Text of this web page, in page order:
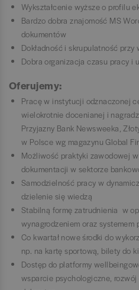
Wykształcenie wyższe o profilu
Bardzo dobra znajomość MS
dokumentów
Dokładność i skrupulatność przy
Dobra organizacja czasu pracy i
Oferujemy:
Pracę w instytucji odznaczonej
wielokrotnie docenianej i
Przyjazny Bank Newsweeka,
w Polsce wg magazynu Global
Możliwość praktyki zawodowej
dokumentacji w sektorze
Samodzielność pracy w
dzielenie się wiedzą
Stabilną formę zatrudnienia w
wynagrodzeniem oraz systemem
Co kwartał nowe środki do
np. na kartę sportową, bilety do
Dostęp do platformy
wsparcie psychologiczne,